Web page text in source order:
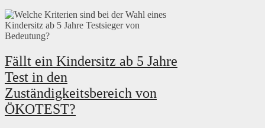
Fällt ein Kindersitz ab 5 Jahre
Test in den
Zuständigkeitsbereich von
ÖKOTEST?